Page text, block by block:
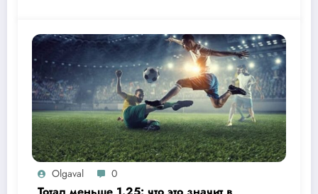
Olgaval 0